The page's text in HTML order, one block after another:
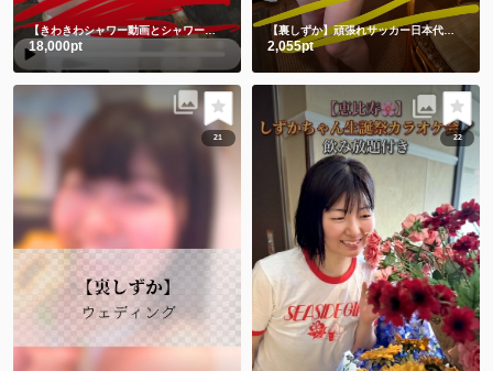
【きわきわシャワー動画とシャワー後写真】朝シャワーでさっぱり💗
18,000pt
【裏しずか】頑張れサッカー日本代表！！⚽️ 応援コス📣📣📣チビユニフォーム🫣
2,055pt
21 22